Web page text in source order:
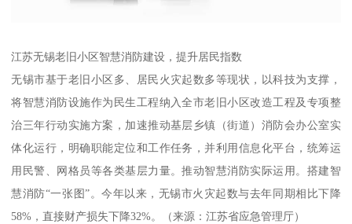
江苏无锡老旧小区智慧消防建设，提升居民指数
无锡市基于老旧小区多、居民火灾起数多等现状，以科技为支撑，
将智慧消防设施作为民生工程纳入全市老旧小区改造工程及专项整
治三年行动实施方案，加速推动基层乡镇（街道）消防会办公室实
体化运行，明确职能定位和工作任务，并利用信息化平台，统筹运
用民警、网格员等各类基层力量。推动智慧消防实际运用。搭建智
慧消防“一张图”。今年以来，无锡市火灾起数与去年同期相比下降
58%，直接财产损失下降32%。（来源：江苏省应急管理厅）